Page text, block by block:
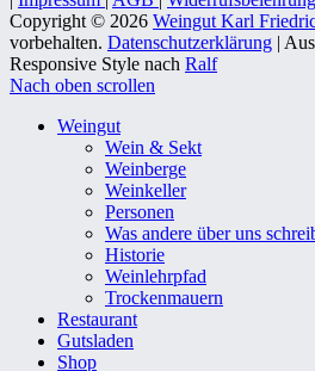
Copyright © 2026 Weingut Karl
vorbehalten. Datenschutzerklärung |
Responsive Style nach Ralf
Nach oben scrollen
Weingut
Wein & Sekt
Weinberge
Weinkeller
Personen
Was andere über uns
Historie
Weinlehrpfad
Trockenmauern
Restaurant
Gutsladen
Shop